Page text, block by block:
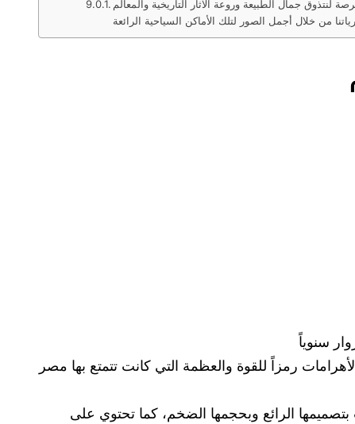
لنتذوق جمال الطبيعة وروعة الآثار التاريخية والمعالم
سنوياً
رمزاً للقوة والعظمة التي كانت تتمتع بها مصر
بتصميمها الرائع وبحجمها الضخم، كما تحتوي على